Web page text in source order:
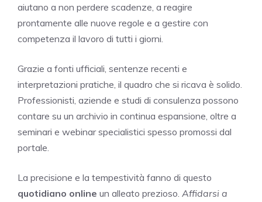
aiutano a non perdere scadenze, a reagire
prontamente alle nuove regole e a gestire con
competenza il lavoro di tutti i giorni.
Grazie a fonti ufficiali, sentenze recenti e
interpretazioni pratiche, il quadro che si ricava è solido.
Professionisti, aziende e studi di consulenza possono
contare su un archivio in continua espansione, oltre a
seminari e webinar specialistici spesso promossi dal
portale.
La precisione e la tempestività fanno di questo
quotidiano online un alleato prezioso. Affidarsi a